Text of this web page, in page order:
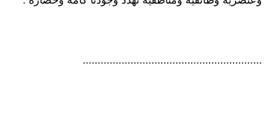
............................................................